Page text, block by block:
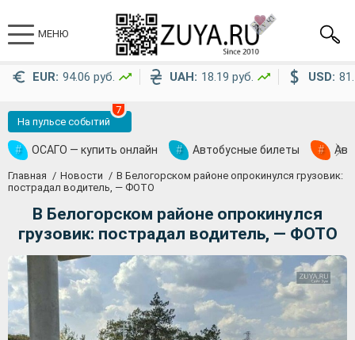
МЕНЮ
EUR: 94.06 руб. UAH: 18.19 руб. USD:
На пульсе событий
7
# ОСАГО — купить онлайн # Автобусные билеты #
Главная Новости
В Белогорском районе опрокинулся грузовик:
пострадал водитель, — ФОТО
В Белогорском районе опрокинулся
грузовик: пострадал водитель, — ФОТО